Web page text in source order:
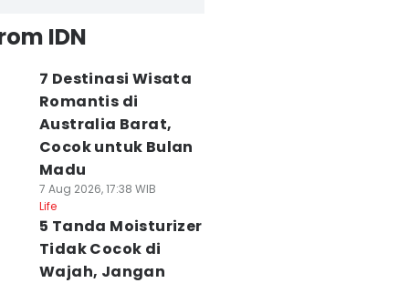
IDN
7 Destinasi Wisata
Romantis di
Australia Barat,
Cocok untuk Bulan
Madu
7 Aug 2026, 17:38 WIB
Life
5 Tanda Moisturizer
Tidak Cocok di
Wajah, Jangan